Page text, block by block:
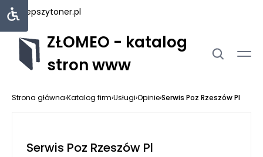
najlepszytoner.pl
ZŁOMEO - katalog
stron www
Strona główna›Katalog firm›Usługi›Opinie›Serwis Poz Rzeszów Pl
Serwis Poz Rzeszów Pl